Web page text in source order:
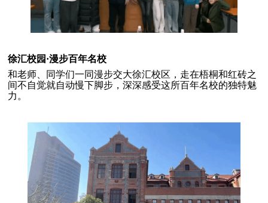
徐汇校园·漫步百年名校
和老师、同学们一同漫步交大徐汇校区，走在梧桐和红砖之
间不自觉就自动慢下脚步，深深感受这所百年名校的独特魅
力。